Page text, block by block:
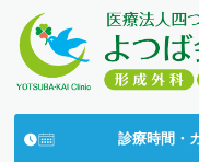
診療時間・